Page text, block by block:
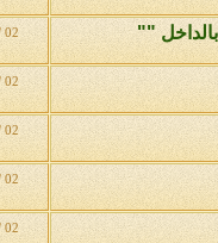
""
02 / 02 / 2008
02 / 02 / 2008
02 / 02 / 2008
02 / 02 / 2008
02 / 02 / 2008